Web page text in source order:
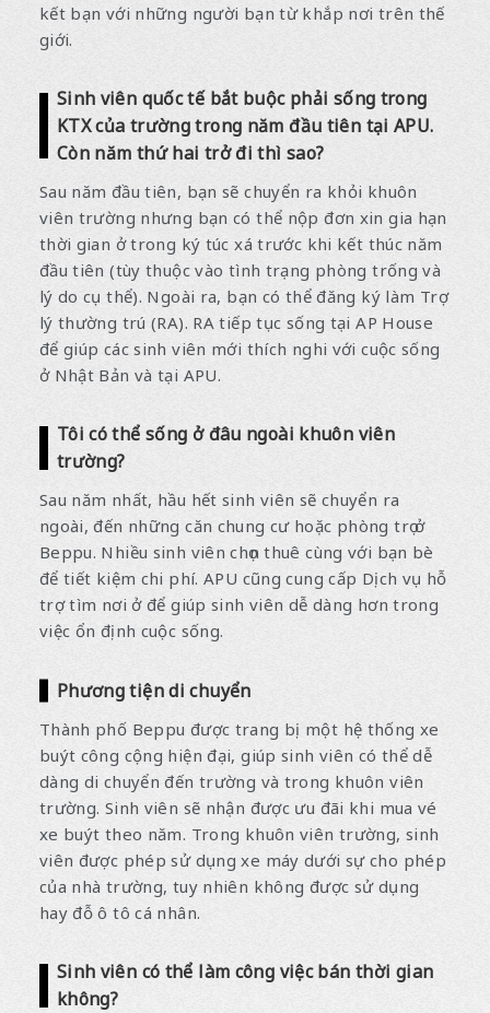
kết bạn với những người bạn từ khắp nơi trên thế
giới.
Sinh viên quốc tế bắt buộc phải sống trong
KTX của trường trong năm đầu tiên tại APU.
Còn năm thứ hai trở đi thì sao?
Sau năm đầu tiên, bạn sẽ chuyển ra khỏi khuôn
viên trường nhưng bạn có thể nộp đơn xin gia hạn
thời gian ở trong ký túc xá trước khi kết thúc năm
đầu tiên (tùy thuộc vào tình trạng phòng trống và
lý do cụ thể). Ngoài ra, bạn có thể đăng ký làm Trợ
lý thường trú (RA). RA tiếp tục sống tại AP House
để giúp các sinh viên mới thích nghi với cuộc sống
ở Nhật Bản và tại APU.
Tôi có thể sống ở đâu ngoài khuôn viên
trường?
Sau năm nhất, hầu hết sinh viên sẽ chuyển ra
ngoài, đến những căn chung cư hoặc phòng trọ ở
Beppu. Nhiều sinh viên chọn thuê cùng với bạn bè
để tiết kiệm chi phí. APU cũng cung cấp Dịch vụ hỗ
trợ tìm nơi ở để giúp sinh viên dễ dàng hơn trong
việc ổn định cuộc sống.
Phương tiện di chuyển
Thành phố Beppu được trang bị một hệ thống xe
buýt công cộng hiện đại, giúp sinh viên có thể dễ
dàng di chuyển đến trường và trong khuôn viên
trường. Sinh viên sẽ nhận được ưu đãi khi mua vé
xe buýt theo năm. Trong khuôn viên trường, sinh
viên được phép sử dụng xe máy dưới sự cho phép
của nhà trường, tuy nhiên không được sử dụng
hay đỗ ô tô cá nhân.
Sinh viên có thể làm công việc bán thời gian
không?